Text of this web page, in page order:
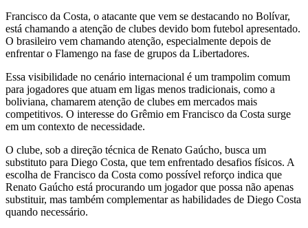
Francisco da Costa, o atacante que vem se destacando no Bolívar,
está chamando a atenção de clubes devido bom futebol apresentado.
O brasileiro vem chamando atenção, especialmente depois de
enfrentar o Flamengo na fase de grupos da Libertadores.
Essa visibilidade no cenário internacional é um trampolim comum
para jogadores que atuam em ligas menos tradicionais, como a
boliviana, chamarem atenção de clubes em mercados mais
competitivos. O interesse do Grêmio em Francisco da Costa surge
em um contexto de necessidade.
O clube, sob a direção técnica de Renato Gaúcho, busca um
substituto para Diego Costa, que tem enfrentado desafios físicos. A
escolha de Francisco da Costa como possível reforço indica que
Renato Gaúcho está procurando um jogador que possa não apenas
substituir, mas também complementar as habilidades de Diego Costa
quando necessário.